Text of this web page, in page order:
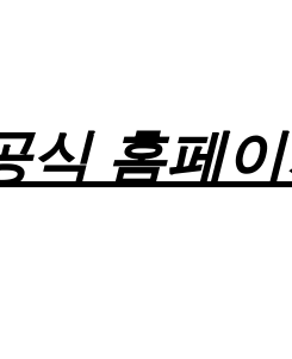
식 홈페